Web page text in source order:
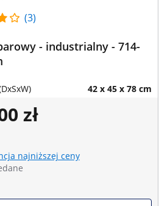
(3)
- industrialny - 714-
42 x 45 x 78 cm
zł
najniższej ceny